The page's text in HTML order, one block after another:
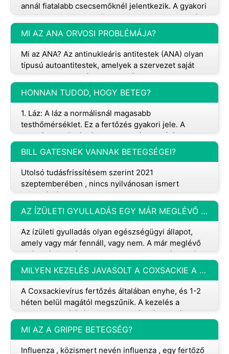
annál fiatalabb csecsemőknél jelentkezik. A gyakori
korai jelek a következők: * Csökkent szemmozgás *
Látásvesztés * A r
MI AZ ANA ORVOSI PROBLÉMÁJA?
Mi az ANA? Az antinukleáris antitestek (ANA) olyan
típusú autoantitestek, amelyek a szervezet saját
sejtmagjai ellen irányulnak. Számos autoimmun
betegségben megtalálha
HONNAN TUDOD, HOGY BETEG?
1. Láz: A láz a normálisnál magasabb
testhőmérséklet. Ez a fertőzés gyakori jele. A
normál testhőmérséklet 36,5 °C (97,7 °F) és 37,5 °C
(99,5 °F) között van. Láznak azt
BILL GATESNEK VANNAK BETEGSÉGEI?
Utolsó tudásfrissítésem szerint 2021
szeptemberében , nincs nyilvánosan ismert
információ, amely arra utalna, hogy Bill Gatesnek, a
Microsoft társalapítójának és filantró
AZ ÍZÜLETI GYULLADÁS EGY MÁR MEGLÉVŐ EGÉSZSÉGÜGYI ÁLLAPOT?
Az ízületi gyulladás olyan egészségügyi állapot,
amely vagy már fennáll, vagy nem. A már meglévő
egészségügyi állapotok azok, amelyek már azelőtt
fennállnak, hogy egy sze
MILYEN KEZELÉS JAVASOLT A COXSACKIE A SZÁMÁRA?
A Coxsackievírus fertőzés általában enyhe, és 1-2
héten belül magától megszűnik. A kezelés a
tünetek enyhítésére összpontosít: Támogató
ellátás: - Pihenj - Folyadékok
MI AZ A GRIPPE BETEGSÉG?
Influenza , közismert nevén influenza , egy fertőző